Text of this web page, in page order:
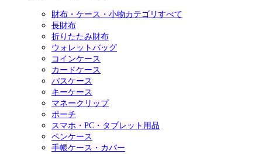
財布・ケース・小物カテゴリすべて
長財布
折りたたみ財布
ウォレットバッグ
コインケース
カードケース
パスケース
キーケース
マネークリップ
ポーチ
スマホ・PC・タブレット用品
ペンケース
手帳ケース・カバー